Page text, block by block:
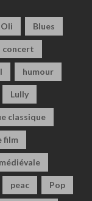
Blues
concert
humour
Lully
classique
film
peac Pop